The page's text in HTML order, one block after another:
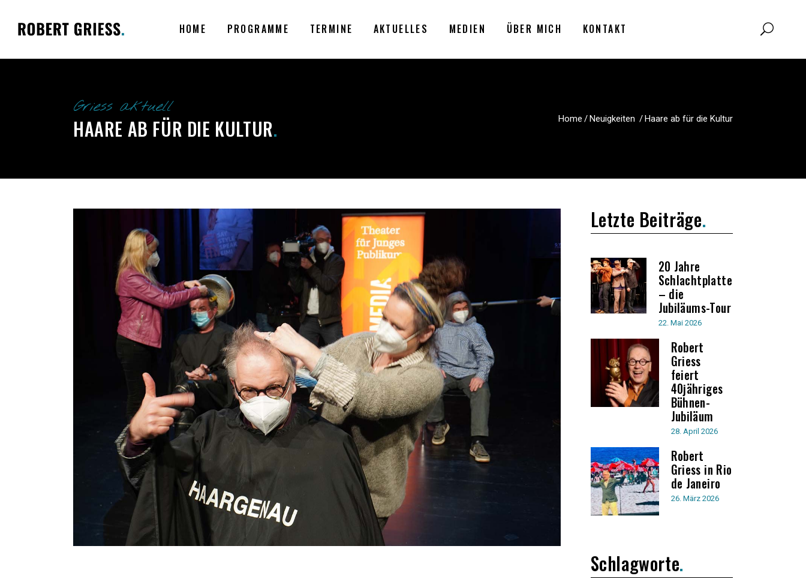
HOME PROGRAMME TERMINE AKTUELLES MEDIEN ÜBER MICH KONTAKT
Griess aktuell
HAARE AB FÜR DIE KULTUR. Home /Neuigkeiten /Haare ab für die Kultur
Letzte Beiträge
20 Jahre
Schlachtplatte
– die
Jubiläums-Tour
22. Mai 2026
Robert
Griess
feiert
40jähriges
Bühnen-
Jubiläum
28. April 2026
Robert
Griess in Rio
de Janeiro
26. März 2026
Schlagworte